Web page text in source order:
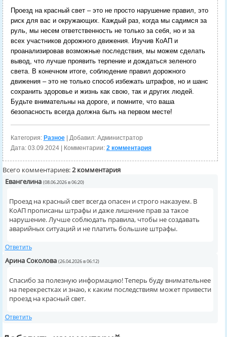
Проезд на красный свет – это не просто нарушение правил, это
риск для вас и окружающих. Каждый раз, когда мы садимся за
руль, мы несем ответственность не только за себя, но и за
всех участников дорожного движения. Изучив КоАП и
проанализировав возможные последствия, мы можем сделать
вывод, что лучше проявить терпение и дождаться зеленого
света. В конечном итоге, соблюдение правил дорожного
движения – это не только способ избежать штрафов, но и шанс
сохранить здоровье и жизнь как свою, так и других людей.
Будьте внимательны на дороге, и помните, что ваша
безопасность всегда должна быть на первом месте!
Категория: Разное| Добавил: Администратор
Дата: 03.09.2024| Комментарии: 2 комментария
Всего комментариев:2 комментария
Евангелина (08.06.2026 в 06:20)
Проезд на красный свет всегда опасен и строго наказуем. В
КоАП прописаны штрафы и даже лишение прав за такое
нарушение. Лучше соблюдать правила, чтобы не создавать
аварийных ситуаций и не платить большие штрафы.
Ответить
Арина Соколова (26.04.2026 в 06:12)
Спасибо за полезную информацию! Теперь буду внимательнее
на перекрестках и знаю, к каким последствиям может привести
проезд на красный свет.
Ответить